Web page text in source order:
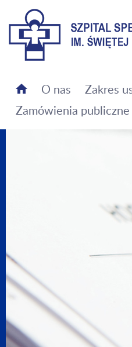
Szpital Specjalistyczny
O nas Zakres
Zamówienia publiczne